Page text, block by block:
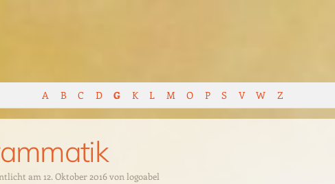
A B C D G K L M O P S V W Z
am 12. Oktober 2016von logoabel